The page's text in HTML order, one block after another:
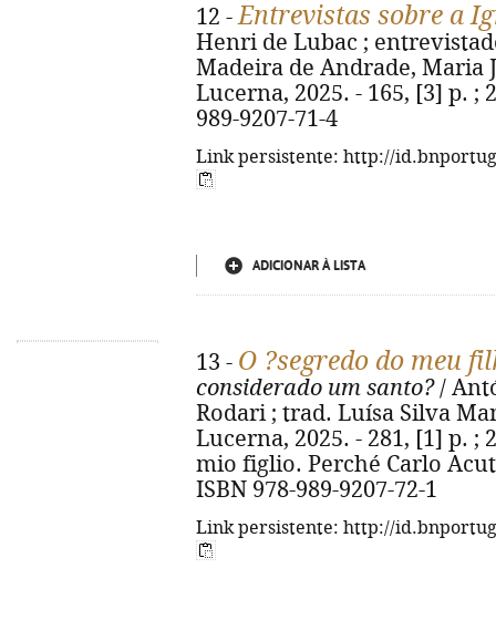
12 -Entrevistas sobre a
Henri de Lubac ;
Madeira de Andrade, Maria
Lucerna, 2025. - 165, [3] p. ;
989-9207-71-4
Link persistente: http://
ADICIONAR À LISTA
13 - O ?segredo do meu
considerado um santo?/
Rodari ; trad. Luísa Silva
Lucerna, 2025. - 281, [1] p. ;
mio figlio. Perché Carlo
ISBN 978-989-9207-72-1
Link persistente: http://